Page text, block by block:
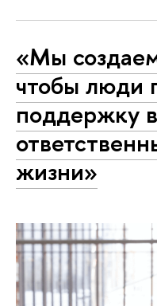
«Мы
чтобы люди
поддержку
жизни»